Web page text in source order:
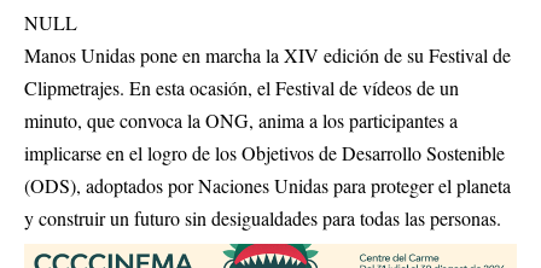
NULL
Manos Unidas pone en marcha la XIV edición de su Festival de
Clipmetrajes. En esta ocasión, el Festival de vídeos de un
minuto, que convoca la ONG, anima a los participantes a
implicarse en el logro de los Objetivos de Desarrollo Sostenible
(ODS), adoptados por Naciones Unidas para proteger el planeta
y construir un futuro sin desigualdades para todas las personas.